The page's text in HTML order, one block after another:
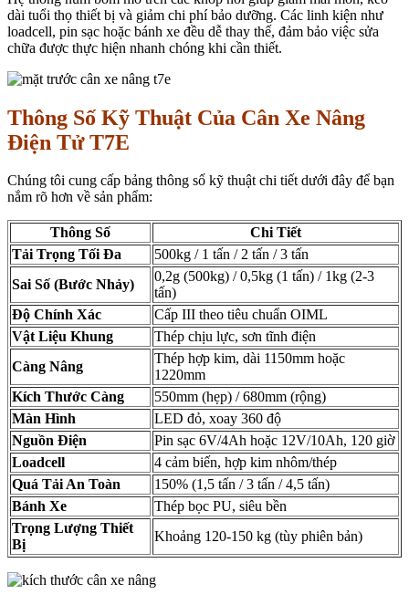
dài tuổi thọ thiết bị và giảm chi phí bảo dưỡng. Các linh kiện như
loadcell, pin sạc hoặc bánh xe đều dễ thay thế, đảm bảo việc sửa
chữa được thực hiện nhanh chóng khi cần thiết.
Thông Số Kỹ Thuật Của Cân Xe Nâng
Điện Tử T7E
Chúng tôi cung cấp bảng thông số kỹ thuật chi tiết dưới đây để bạn
nắm rõ hơn về sản phẩm:
Thông Số
Chi Tiết
Tải Trọng Tối Đa
500kg / 1 tấn / 2 tấn / 3 tấn
Sai Số (Bước Nhảy)
0,2g (500kg) / 0,5kg (1 tấn) / 1kg (2-3
tấn)
Độ Chính Xác
Cấp III theo tiêu chuẩn OIML
Vật Liệu Khung
Thép chịu lực, sơn tĩnh điện
Càng Nâng
Thép hợp kim, dài 1150mm hoặc
1220mm
Kích Thước Càng
550mm (hẹp) / 680mm (rộng)
Màn Hình
LED đỏ, xoay 360 độ
Nguồn Điện
Pin sạc 6V/4Ah hoặc 12V/10Ah, 120 giờ
Loadcell
4 cảm biến, hợp kim nhôm/thép
Quá Tải An Toàn
150% (1,5 tấn / 3 tấn / 4,5 tấn)
Bánh Xe
Thép bọc PU, siêu bền
Trọng Lượng Thiết
Bị
Khoảng 120-150 kg (tùy phiên bản)